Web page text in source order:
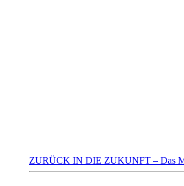
ZURÜCK IN DIE ZUKUNFT – Das